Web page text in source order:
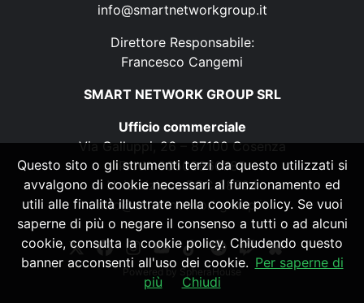
info@smartnetworkgroup.it
Direttore Responsabile:
Francesco Cangemi
SMART NETWORK GROUP SRL
Ufficio commerciale
Via Galluppi, 26 – 87100 Cosenza
P. IVA 03500860782
N. iscrizione ROC 28794
info@smartnetworkgroup.it
Powered by SpheraHouse
Questo sito o gli strumenti terzi da questo utilizzati si
avvalgono di cookie necessari al funzionamento ed
utili alle finalità illustrate nella cookie policy. Se vuoi
saperne di più o negare il consenso a tutti o ad alcuni
cookie, consulta la cookie policy. Chiudendo questo
banner acconsenti all'uso dei cookie. Per saperne di
più
Chiudi